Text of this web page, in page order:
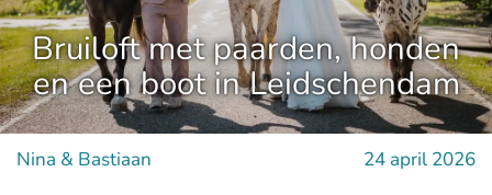
Bruiloft met paarden, honden
en een boot in Leidschendam
Nina & Bastiaan 24 april 2026